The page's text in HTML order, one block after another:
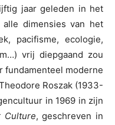
jaar geleden in het
dimensies van het
pacifisme, ecologie,
vrij diepgaand zou
fundamenteel moderne
Roszak (1933-
in 1969 in zijn
Culture, geschreven in